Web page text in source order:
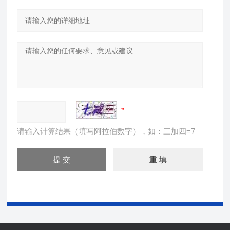
请输入计算结果（填写阿拉伯数字），如：三加四=7